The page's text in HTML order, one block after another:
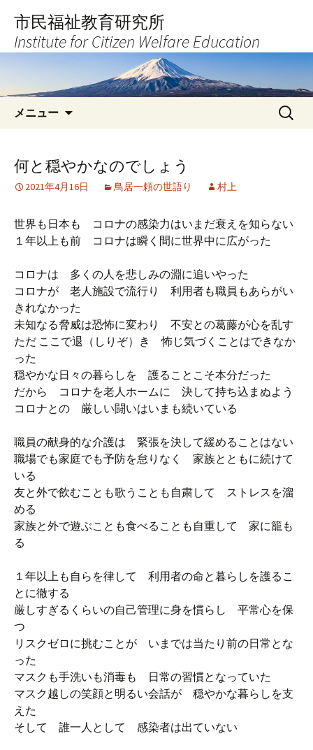
へ
キ
市民福祉教育研究所
Institute for Citizen Welfare Education
メニュー
検
索:
何と穏やかなのでしょう
2021年4月16日 鳥居一頼の世語り 村上
世界も日本も コロナの感染力はいまだ衰えを知らない
１年以上も前 コロナは瞬く間に世界中に広がった
コロナは 多くの人を悲しみの淵に追いやった
コロナが 老人施設で流行り 利用者も職員もあらがい
きれなかった
未知なる脅威は恐怖に変わり 不安との葛藤が心を乱す
ただ ここで退（しりぞ）き 怖じ気づくことはできなか
った
穏やかな日々の暮らしを 護ることこそ本分だった
だから コロナを老人ホームに 決して持ち込まぬよう
コロナとの 厳しい闘いはいまも続いている
職員の献身的な介護は 緊張を決して緩めることはない
職場でも家庭でも予防を怠りなく 家族とともに続けて
いる
友と外で飲むことも歌うことも自粛して ストレスを溜
める
家族と外で遊ぶことも食べることも自重して 家に籠も
る
１年以上も自らを律して 利用者の命と暮らしを護るこ
とに徹する
厳しすぎるくらいの自己管理に身を慣らし 平常心を保
つ
リスクゼロに挑むことが いまでは当たり前の日常とな
った
マスクも手洗いも消毒も 日常の習慣となっていた
マスク越しの笑顔と明るい会話が 穏やかな暮らしを支
えた
そして 誰一人として 感染者は出ていない